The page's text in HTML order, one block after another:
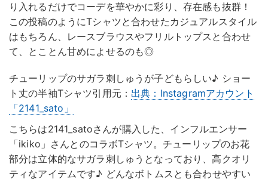
り入れるだけでコーデを華やかに彩り、存在感も抜群！
この投稿のようにTシャツと合わせたカジュアルスタイル
はもちろん、レースブラウスやフリルトップスと合わせ
て、とことん甘めによせるのも◎
チューリップのサガラ刺しゅうが子どもらしい♪ ショー
ト丈の半袖Tシャツ引用元： 出典：Instagramアカウント
「2141_sato」
こちらは2141_satoさんが購入した、インフルエンサー
「ikiko」さんとのコラボTシャツ。チューリップのお花
部分は立体的なサガラ刺しゅうとなっており、高クオリ
ティなアイテムです♪ どんなボトムスとも合わせやすい